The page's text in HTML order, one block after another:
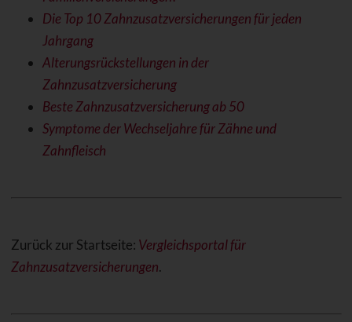
Die Top 10 Zahnzusatzversicherungen für jeden
Jahrgang
Alterungsrückstellungen in der
Zahnzusatzversicherung
Beste Zahnzusatzversicherung ab 50
Symptome der Wechseljahre für Zähne und
Zahnfleisch
Zurück zur Startseite: Vergleichsportal für
Zahnzusatzversicherungen.